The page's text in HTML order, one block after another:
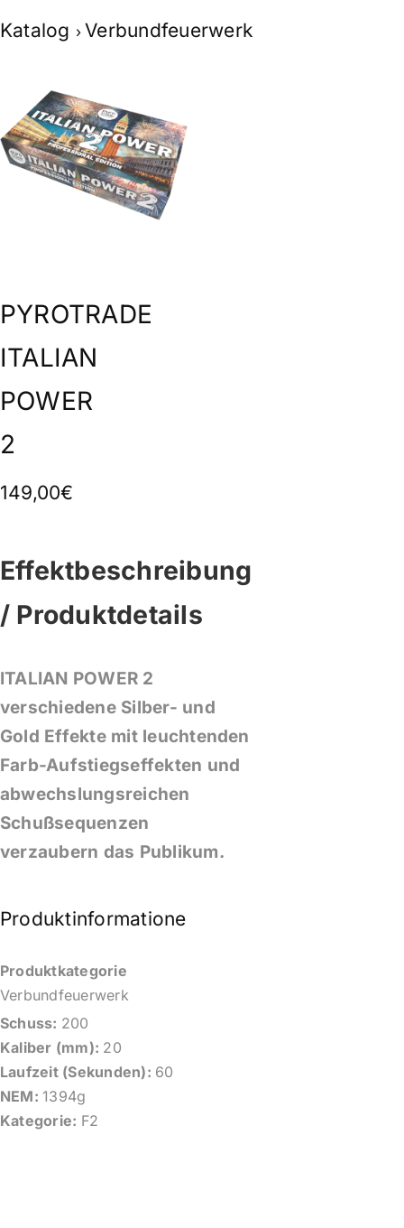
to
Katalog Verbundfeuerwerk
PYROTRADE
ITALIAN
POWER
2
149,00€
Effektbeschreibung
/ Produktdetails
ITALIAN POWER 2
verschiedene Silber- und
Gold Effekte mit leuchtenden
Farb-Aufstiegseffekten und
abwechslungsreichen
Schußsequenzen
verzaubern das Publikum.
Produktinformationen
Produktkategorie
Verbundfeuerwerk
Schuss: 200
Kaliber (mm): 20
Laufzeit (Sekunden): 60
NEM:1394g
Kategorie: F2